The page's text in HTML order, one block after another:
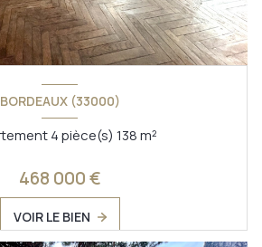
BORDEAUX (33000)
Appartement 4 pièce(s) 138 m²
468 000 €
VOIR LE BIEN